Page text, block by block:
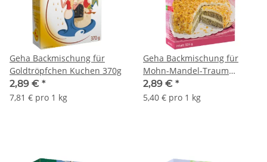
Geha Backmischung für
Goldtröpfchen Kuchen 370g
2,89 € *
7,81 € pro 1 kg
Geha Backmischung für
Mohn-Mandel-Traum
Kuchen 535g
2,89 € *
5,40 € pro 1 kg